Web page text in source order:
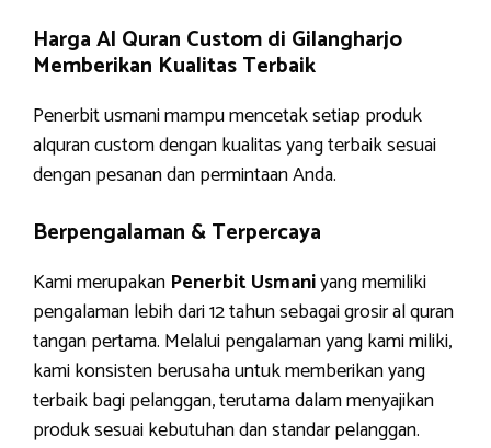
Harga Al Quran Custom di Gilangharjo
Memberikan Kualitas Terbaik
Penerbit usmani mampu mencetak setiap produk
alquran custom dengan kualitas yang terbaik sesuai
dengan pesanan dan permintaan Anda.
Berpengalaman & Terpercaya
Kami merupakan Penerbit Usmaniyang memiliki
pengalaman lebih dari 12 tahun sebagai grosir al quran
tangan pertama. Melalui pengalaman yang kami miliki,
kami konsisten berusaha untuk memberikan yang
terbaik bagi pelanggan, terutama dalam menyajikan
produk sesuai kebutuhan dan standar pelanggan.